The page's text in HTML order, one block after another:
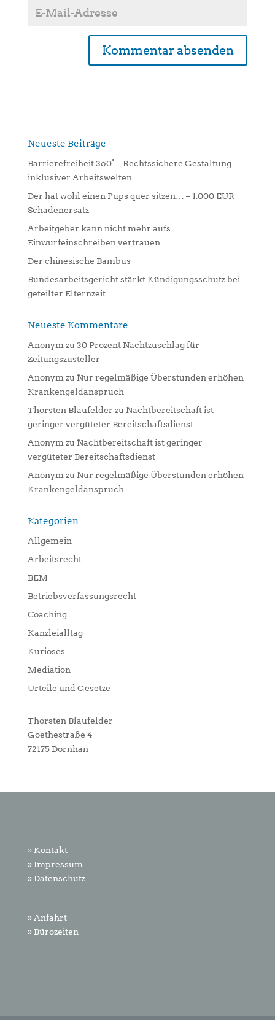
n
v
e
:
Neueste Beiträge
Barrierefreiheit 360° – Rechtssichere Gestaltung
inklusiver Arbeitswelten
Der hat wohl einen Pups quer sitzen… – 1.000 EUR
Schadenersatz
Arbeitgeber kann nicht mehr aufs
Einwurfeinschreiben vertrauen
Der chinesische Bambus
Bundesarbeitsgericht stärkt Kündigungsschutz bei
geteilter Elternzeit
Neueste Kommentare
Anonym zu 30 Prozent Nachtzuschlag für
Zeitungszusteller
Anonym zu Nur regelmäßige Überstunden erhöhen
Krankengeldanspruch
Thorsten Blaufelder zu Nachtbereitschaft ist
geringer vergüteter Bereitschaftsdienst
Anonym zu Nachtbereitschaft ist geringer
vergüteter Bereitschaftsdienst
Anonym zu Nur regelmäßige Überstunden erhöhen
Krankengeldanspruch
Kategorien
Allgemein
Arbeitsrecht
BEM
Betriebsverfassungsrecht
Coaching
Kanzleialltag
Kurioses
Mediation
Urteile und Gesetze
Thorsten Blaufelder
Goethestraße 4
72175 Dornhan
» Kontakt
» Impressum
» Datenschutz
» Anfahrt
» Bürozeiten